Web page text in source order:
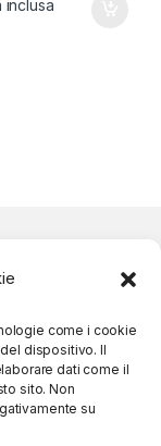
come i cookie
dispositivo. Il
dati come il
sito. Non
su
inclusa